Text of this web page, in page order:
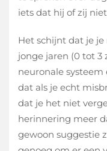
iets dat hij of zij
Het schijnt dat je
jonge jaren (0 tot 3
neuronale systeem
dat als je echt
dat je het niet
herinnering meer
gewoon suggestie